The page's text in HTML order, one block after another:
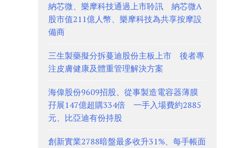
納芯微、樂摩科技通過上市聆訊 納芯微A
股市值211億人幣、樂摩科技為共享按摩設
備商
三生製藥擬分拆蔓迪股份主板上市 後者專
注皮膚健康及體重管理解決方案
海偉股份9609招股、從事製造電容器薄膜
孖展147億超購334倍 一手入場費約2885
元、比亞迪有份持股
創新實業2788暗盤最多收升31%、每手帳面